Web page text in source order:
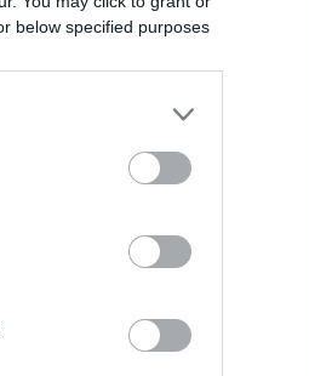
below specified purposes
Akadémiai